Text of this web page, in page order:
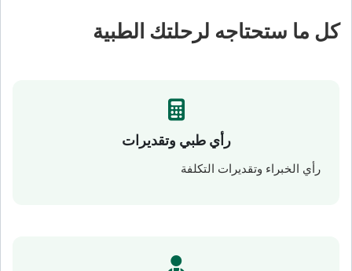
كل ما ستحتاجه لرحلتك الطبية
رأي طبي وتقديرات
رأي الخبراء وتقديرات التكلفة